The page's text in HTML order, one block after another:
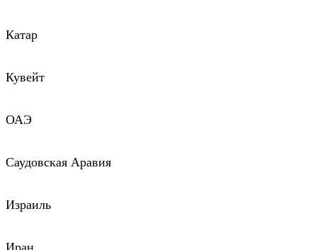
Катар
Кувейт
ОАЭ
Саудовская Аравия
Израиль
Иран